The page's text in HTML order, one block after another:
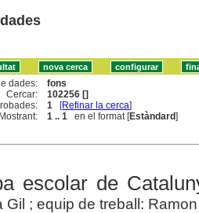
dades:
fons
Cercar:
102256 []
1 [Refinar la cerca]
Mostrant:
1 .. 1 en el format [Estàndard]
escolar de
Gil ; equip de treball: